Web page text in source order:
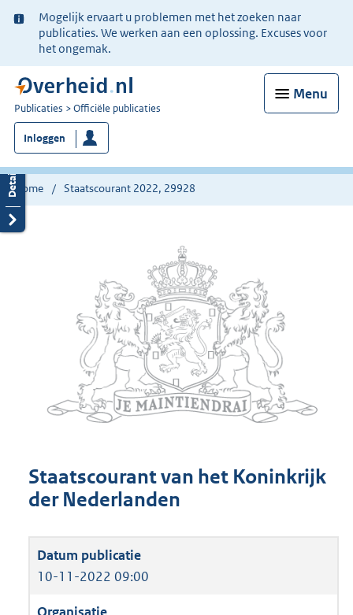
Ter
informatie:
Mogelijk ervaart u problemen met het zoeken naar
publicaties. We werken aan een oplossing. Excuses voor
het ongemak.
Menu
U
bent
nu
hier:
Publicaties Officiële publicaties
Inloggen
Home Staatscourant 2022, 29928
Staatscourant van het Koninkrijk
der Nederlanden
10-11-2022 09:00